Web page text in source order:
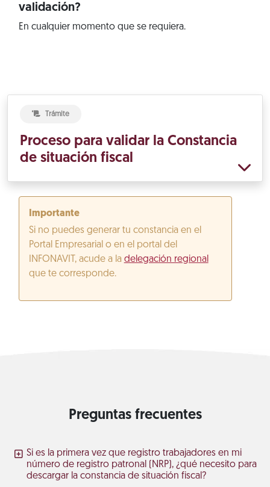
validación?
En cualquier momento que se requiera.
Trámite
Proceso para validar la Constancia
de situación fiscal
Importante
Si no puedes generar tu constancia en el
Portal Empresarial o en el portal del
INFONAVIT, acude a la delegación regional
que te corresponde.
Preguntas frecuentes
Si es la primera vez que registro trabajadores en mi
número de registro patronal (NRP), ¿qué necesito para
descargar la constancia de situación fiscal?